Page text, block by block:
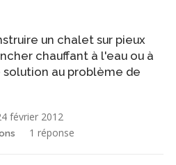
un chalet sur pieux
chauffant à l'eau ou à
au problème de
février 2012
1 réponse